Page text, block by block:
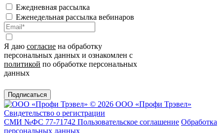
Ежедневная рассылка
Еженедельная рассылка вебинаров
Я даю согласие на обработку
персональных данных и ознакомлен с
политикой по обработке персональных
данных
Подписаться
© 2026 ООО «Профи Трэвeл»
Свидетельство о регистрации
СМИ №ФС 77-71742 Пользовательское соглашение Обработка
персональных данных